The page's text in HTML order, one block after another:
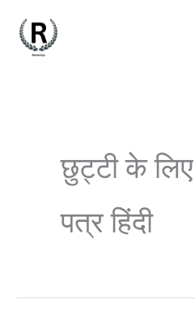
छुट्टी के
पत्र हिंदी